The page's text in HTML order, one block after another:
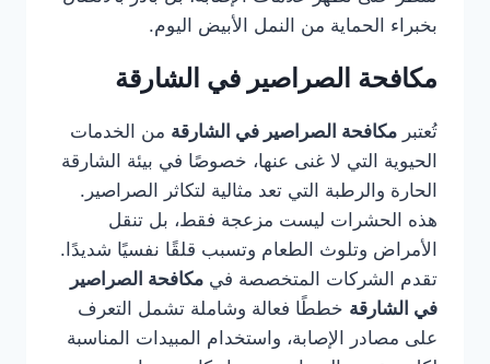
بخبراء الحماية من النمل الأبيض اليوم.
مكافحة الصراصير في الشارقة
تُعتبر مكافحة الصراصير في الشارقة من الخدمات
الحيوية التي لا غنى عنها، خصوصًا في بيئة الشارقة
الحارة والرطبة التي تعد مثالية لتكاثر الصراصير.
هذه الحشرات ليست مزعجة فقط، بل تنقل
الأمراض وتلوث الطعام وتسبب قلقًا نفسيًا شديدًا.
تقدم الشركات المتخصصة في مكافحة الصراصير
في الشارقة خططًا فعالة وشاملة تشمل التعرف
على مصادر الإصابة، واستخدام المبيدات المناسبة